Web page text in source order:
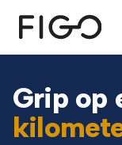
Grip op